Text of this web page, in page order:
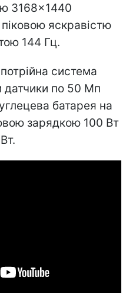
3168×1440
яскравістю
144 Гц.
система
датчики по 50 Мп
батарея на
зарядкою 100 Вт